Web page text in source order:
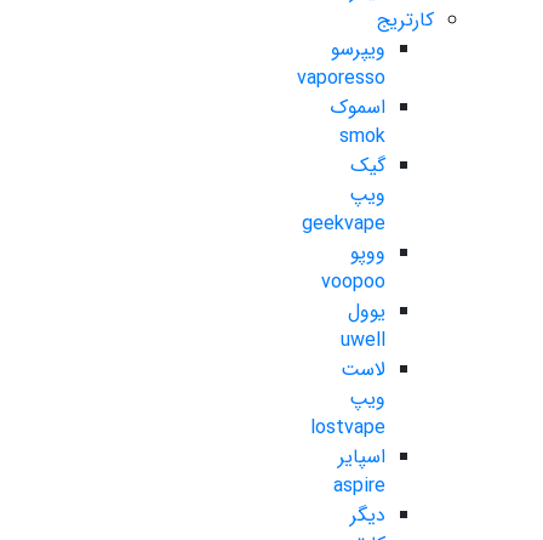
کارتریج
ویپرسو
vaporesso
اسموک
smok
گیک
ویپ
geekvape
ووپو
voopoo
یوول
uwell
لاست
ویپ
lostvape
اسپایر
aspire
دیگر